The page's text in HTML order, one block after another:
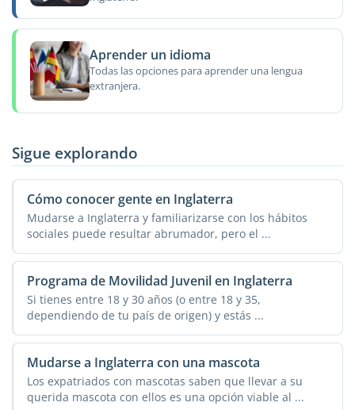
Aprender un idioma
Todas las opciones para aprender una lengua
extranjera.
Sigue explorando
Cómo conocer gente en Inglaterra
Mudarse a Inglaterra y familiarizarse con los hábitos
sociales puede resultar abrumador, pero el ...
Programa de Movilidad Juvenil en Inglaterra
Si tienes entre 18 y 30 años (o entre 18 y 35,
dependiendo de tu país de origen) y estás ...
Mudarse a Inglaterra con una mascota
Los expatriados con mascotas saben que llevar a su
querida mascota con ellos es una opción viable al ...